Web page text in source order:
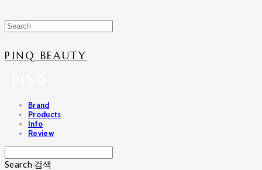
PINQ BEAUTY
Brand
Products
Info
Review
Search 검색